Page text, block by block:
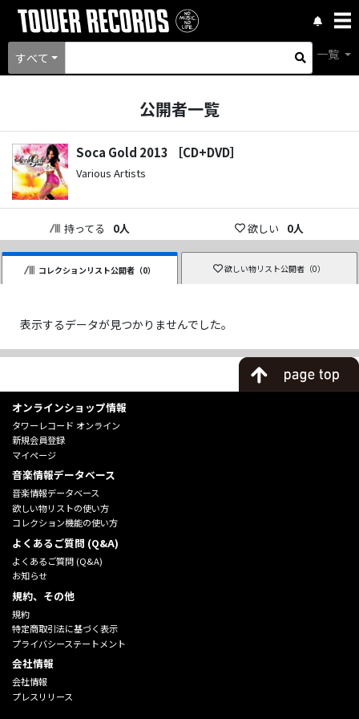
すべて 一覧
公開者一覧
Soca Gold 2013 ［CD+DVD］
Various Artists
持ってる 0人 欲しい 0人
コレクションリスト公開者（0） 欲しい物リスト公開者（0）
表示するデータが見つかりませんでした。
オンラインショップ情報
タワーレコード オンライン
新規会員登録
マイページ
音楽情報データベース
音楽情報データベース
欲しい物リストの使い方
コレクション機能の使い方
よくあるご質問 (Q&A)
よくあるご質問 (Q&A)
お知らせ
規約、その他
規約
特定商取引法に基づく表示
プライバシーステートメント
会社情報
会社情報
プレスリリース